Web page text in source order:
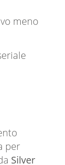
meno
per
Silver